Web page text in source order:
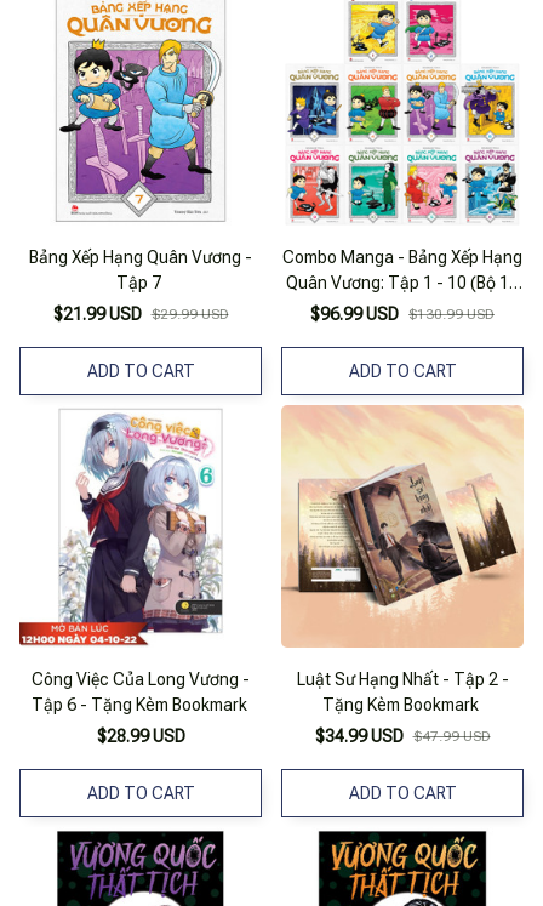
Bảng Xếp Hạng Quân Vương -
Tập 7
$21.99 USD $29.99 USD
ADD TO CART
Combo Manga - Bảng Xếp Hạng
Quân Vương: Tập 1 - 10 (Bộ 10
Tập)
$96.99 USD $130.99 USD
ADD TO CART
Công Việc Của Long Vương -
Tập 6 - Tặng Kèm Bookmark
$28.99 USD
ADD TO CART
Luật Sư Hạng Nhất - Tập 2 -
Tặng Kèm Bookmark
$34.99 USD $47.99 USD
ADD TO CART